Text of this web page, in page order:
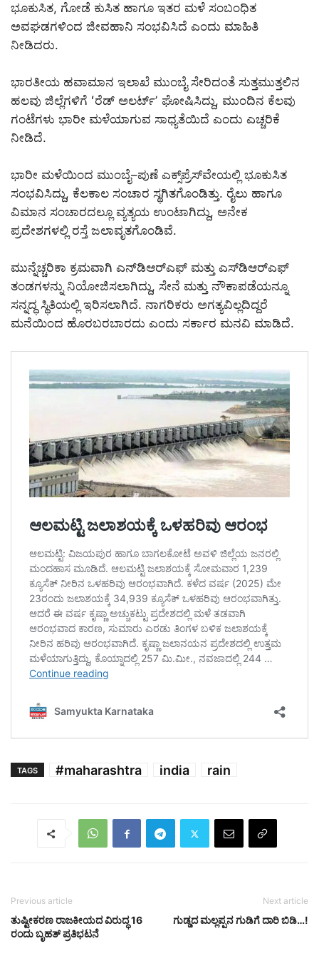
ಭೂಕುಸಿತ, ಗೋಡೆ ಕುಸಿತ ಹಾಗೂ ಇತರ ಮಳೆ ಸಂಬಂಧಿತ
ಅವಘಡಗಳಿಂದ ಜೀವಹಾನಿ ಸಂಭವಿಸಿದೆ ಎಂದು ಮಾಹಿತಿ
ನೀಡಿದರು.
ಭಾರತೀಯ ಹವಾಮಾನ ಇಲಾಖೆ ಮುಂಬೈ ಸೇರಿದಂತೆ ಸುತ್ತಮುತ್ತಲಿನ
ಹಲವು ಜಿಲ್ಲೆಗಳಿಗೆ ʻರೆಡ್ ಅಲರ್ಟ್ʼ ಘೋಷಿಸಿದ್ದು, ಮುಂದಿನ ಕೆಲವು
ಗಂಟೆಗಳು ಭಾರೀ ಮಳೆಯಾಗುವ ಸಾಧ್ಯತೆಯಿದೆ ಎಂದು ಎಚ್ಚರಿಕೆ
ನೀಡಿದೆ.
ಭಾರೀ ಮಳೆಯಿಂದ ಮುಂಬೈ–ಪುಣೆ ಎಕ್ಸ್‌ಪ್ರೆಸ್‌ವೇಯಲ್ಲಿ ಭೂಕುಸಿತ
ಸಂಭವಿಸಿದ್ದು, ಕೆಲಕಾಲ ಸಂಚಾರ ಸ್ಥಗಿತಗೊಂಡಿತ್ತು. ರೈಲು ಹಾಗೂ
ವಿಮಾನ ಸಂಚಾರದಲ್ಲೂ ವ್ಯತ್ಯಯ ಉಂಟಾಗಿದ್ದು, ಅನೇಕ
ಪ್ರದೇಶಗಳಲ್ಲಿ ರಸ್ತೆ ಜಲಾವೃತಗೊಂಡಿವೆ.
ಮುನ್ನೆಚ್ಚರಿಕಾ ಕ್ರಮವಾಗಿ ಎನ್‌ಡಿಆರ್‌ಎಫ್ ಮತ್ತು ಎಸ್‌ಡಿಆರ್‌ಎಫ್
ತಂಡಗಳನ್ನು ನಿಯೋಜಿಸಲಾಗಿದ್ದು, ಸೇನೆ ಮತ್ತು ನೌಕಾಪಡೆಯನ್ನೂ
ಸನ್ನದ್ಧ ಸ್ಥಿತಿಯಲ್ಲಿ ಇರಿಸಲಾಗಿದೆ. ನಾಗರಿಕರು ಅಗತ್ಯವಿಲ್ಲದಿದ್ದರೆ
ಮನೆಯಿಂದ ಹೊರಬರಬಾರದು ಎಂದು ಸರ್ಕಾರ ಮನವಿ ಮಾಡಿದೆ.
TAGS #maharashtra india rain
Previous article
ತುಷ್ಟೀಕರಣ ರಾಜಕೀಯದ ವಿರುದ್ಧ 16
ರಂದು ಬೃಹತ್ ಪ್ರತಿಭಟನೆ
Next article
ಗುಡ್ಡದ ಮಲ್ಲಪ್ಪನ ಗುಡಿಗೆ ದಾರಿ ಬಿಡಿ…!